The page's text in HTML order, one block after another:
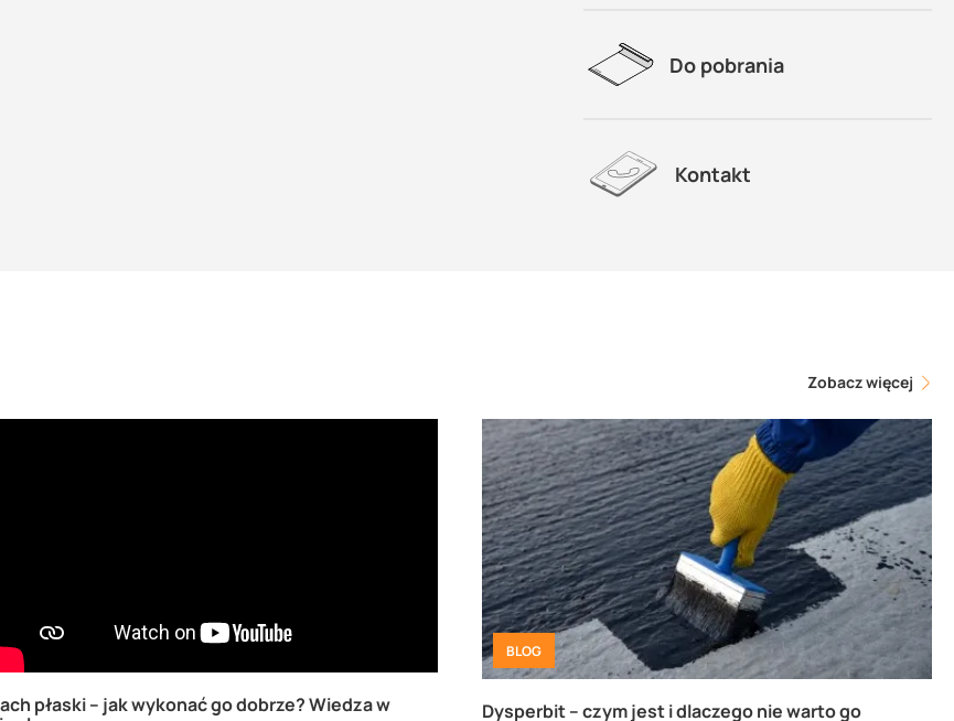
Do pobrania
Kontakt
Zobacz więcej
płaski – jak wykonać go dobrze? Wiedza w
BLOG
Dysperbit – czym jest i dlaczego nie warto go